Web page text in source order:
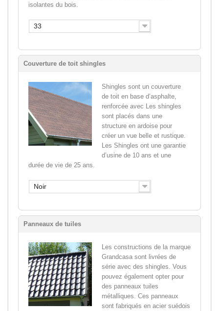
isolantes du bois.
33
Couverture de toit shingles
Shingles sont un couverture
de toit en base d’asphalte,
renforcée avec Les shingles
sont placés dans une
structure en ardoise pour
créer un vue belle et rustique.
Les Shingles ont une garantie
d’usine de 10 ans et une
durée de vie de 25 ans.
Noir
Panneaux de tuiles
Les constructions de la marque
Grandcasa sont livrées de
série avec des shingles. Vous
pouvez également opter pour
des panneaux tuiles
métalliques. Ces panneaux
sont fabriqués en acier suédois